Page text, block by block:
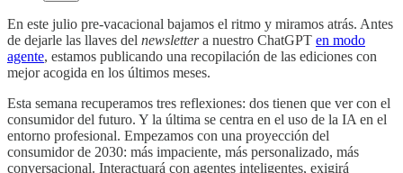
En este julio pre-vacacional bajamos el ritmo y miramos atrás. Antes
de dejarle las llaves del newslettera nuestro ChatGPT en modo
agente, estamos publicando una recopilación de las ediciones con
mejor acogida en los últimos meses.
Esta semana recuperamos tres reflexiones: dos tienen que ver con el
consumidor del futuro. Y la última se centra en el uso de la IA en el
entorno profesional. Empezamos con una proyección del
consumidor de 2030: más impaciente, más personalizado, más
conversacional. Interactuará con agentes inteligentes, exigirá